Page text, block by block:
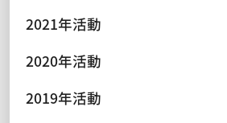
2021年活動
2020年活動
2019年活動